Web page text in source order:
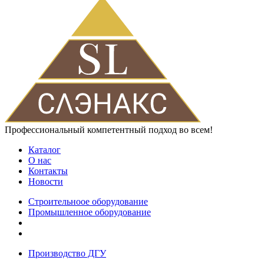
Профессиональный компетентный подход во всем!
Каталог
О нас
Контакты
Новости
Строительноое оборудование
Промышленное оборудование
Производство ДГУ